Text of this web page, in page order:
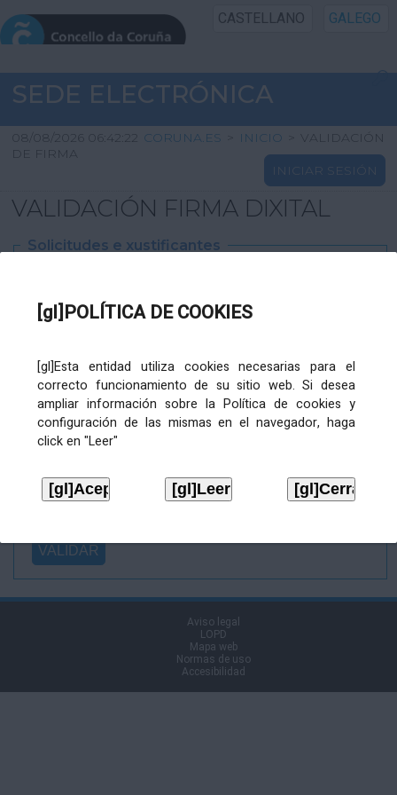
[gl]POLÍTICA DE COOKIES
[gl]Esta entidad utiliza cookies necesarias para el
correcto funcionamiento de su sitio web. Si desea
ampliar información sobre la Política de cookies y
configuración de las mismas en el navegador, haga
click en "Leer"
CASTELLANO GALEGO
INICIO SEDE
INICIO
INFORMACIÓN PÚBLICA
SEDE ELECTRÓNICA
08/08/2026 06:42:22 CORUNA.ES > INICIO >
VALIDACIÓN
DE FIRMA
INICIAR SESIÓN
VALIDACIÓN FIRMA DIXITAL
Solicitudes e xustificantes
XML
Ficheiros varios
Ficheiro
asinado:
firma (.p7s):
Aviso legal
LOPD
Mapa web
Normas de uso
Accesibilidad